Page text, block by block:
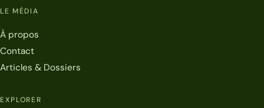
LE MÉDIA
À propos
Contact
Articles & Dossiers
EXPLORER